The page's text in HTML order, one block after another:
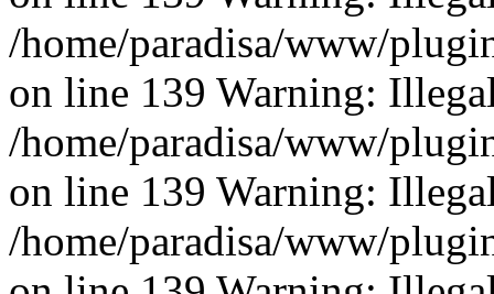
/home/paradisa/www/
on line 139 Warning:
/home/paradisa/www/
on line 139 Warning:
/home/paradisa/www/